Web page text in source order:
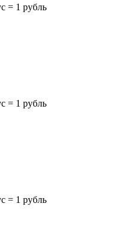
= 1 рубль
= 1 рубль
= 1 рубль